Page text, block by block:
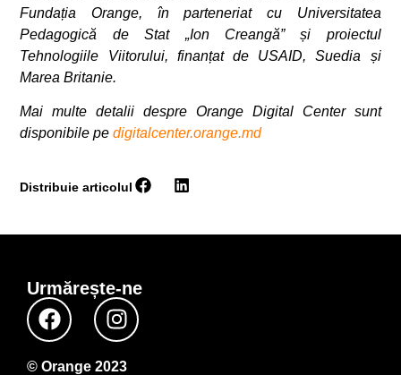
Fundația Orange, în parteneriat cu Universitatea
Pedagogică de Stat „Ion Creangă” și proiectul
Tehnologiile Viitorului, finanțat de USAID, Suedia și
Marea Britanie.
Mai multe detalii despre Orange Digital Center sunt
disponibile pedigitalcenter.orange.md
Distribuie articolul
Urmărește-ne
© Orange 2023